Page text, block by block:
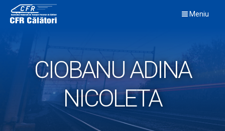
content
Meniu
CIOBANU ADINA
NICOLETA